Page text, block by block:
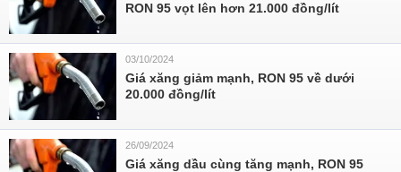
RON 95 vọt lên hơn 21.000 đồng/lít
03/10/2024
Giá xăng giảm mạnh, RON 95 về dưới
20.000 đồng/lít
26/09/2024
Giá xăng dầu cùng tăng mạnh, RON 95